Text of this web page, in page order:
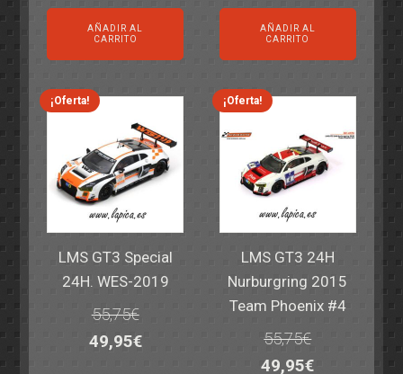
precio
original
era:
69,55€.
precio
actual
es:
59,95€.
AÑADIR AL
CARRITO
precio
original
era:
77,60€.
precio
actual
es:
64,95€.
AÑADIR AL
CARRITO
¡Oferta!
LMS GT3 Special
24H. WES-2019
55,75€
El
49,95€El
¡Oferta!
LMS GT3 24H
Nurburgring 2015
Team Phoenix #4
55,75€
El
49,95€El